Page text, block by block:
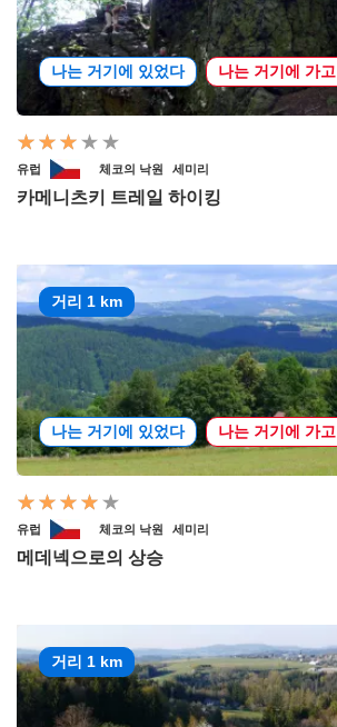
나는 거기에 있었다 나는 거기에 가
유럽 체코의 낙원 세미리
카메니츠키 트레일 하이킹
거리 1 km
나는 거기에 있었다 나는 거기에 가
유럽 체코의 낙원 세미리
메데넥으로의 상승
거리 1 km